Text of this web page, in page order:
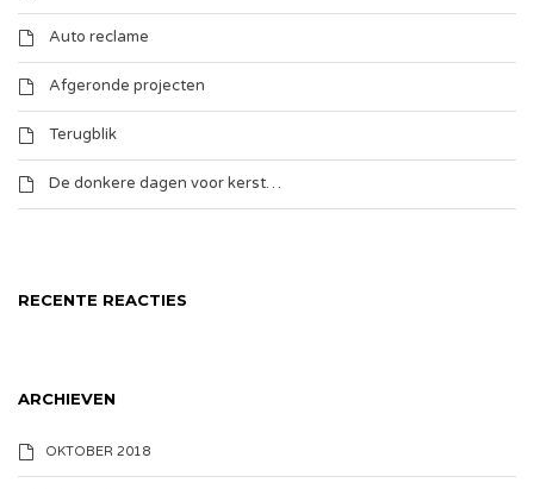
Auto reclame
Afgeronde projecten
Terugblik
De donkere dagen voor kerst…
RECENTE REACTIES
ARCHIEVEN
OKTOBER 2018